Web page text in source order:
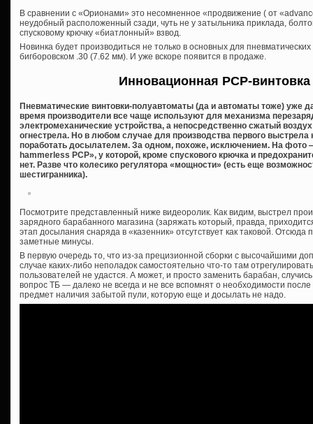
В сравнении с «Орионами» это несомненное «продвижение ( от
неудобный расположенный сзади, чуть не у затыльника приклада,
спусковому крючку «биатлонный» взвод.
Новинка будет производиться не только в основных для
бигборовском .30 (7.62 мм). И уже вскоре появится в продаже.
Инновационная PCP-винтовка
Пневматические винтовки-полуавтоматы (да и автоматы тоже) уже
время производители все чаще используют для механизма
электромеханические устройства, а непосредственно сжатый
огнестрела. Но в любом случае для производства первого выстрела
поработать досылателем. За одном, похоже, исключением. На фото
hammerless PCP», у которой, кроме спускового крючка и
нет. Разве что колесико регулятора «мощности» (есть еще
шестигранника).
Посмотрите представленный ниже видеоролик. Как видим, выстрел
зарядного барабанного магазина (заряжать который, правда,
этап досылания снаряда в «казенник» отсутствует как таковой.
заметные минусы.
В первую очередь то, что из-за прецизионной сборки с высочайшими
случае каких-либо неполадок самостоятельно что-то там
пользователей не удастся. А может, и просто заменить барабан,
вопрос ТБ — далеко не всегда и не все вспомнят о необходимости
предмет наличия забытой пули, которую еще и досылать не надо.